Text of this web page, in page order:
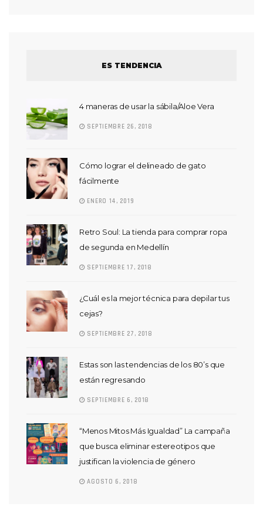
ES TENDENCIA
4 maneras de usar la sábila/Aloe Vera
SEPTIEMBRE 26, 2018
Cómo lograr el delineado de gato
fácilmente
ENERO 14, 2019
Retro Soul: La tienda para comprar ropa
de segunda en Medellín
SEPTIEMBRE 17, 2018
¿Cuál es la mejor técnica para depilar tus
cejas?
SEPTIEMBRE 27, 2018
Estas son las tendencias de los 80’s que
están regresando
SEPTIEMBRE 6, 2018
“Menos Mitos Más Igualdad” La campaña
que busca eliminar estereotipos que
justifican la violencia de género
AGOSTO 6, 2018